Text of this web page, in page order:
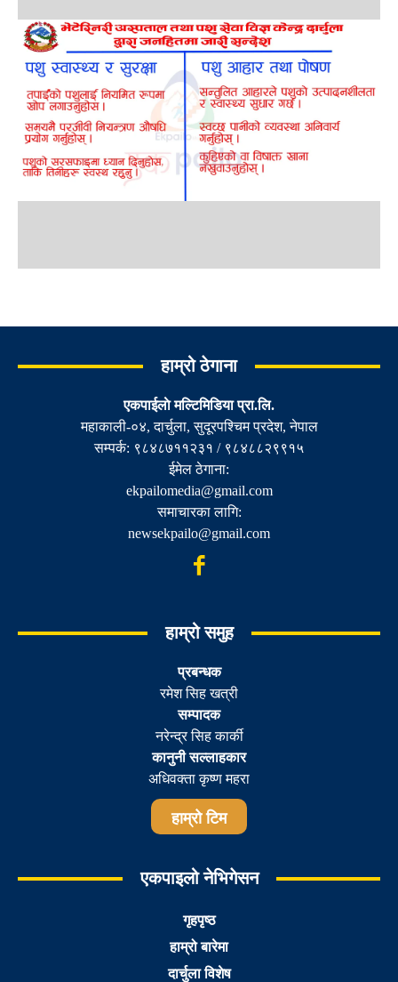
हाम्रो ठेगाना
एकपाईलाे मल्टिमिडिया प्रा.लि.
महाकाली-०४, दार्चुला, सुदूरपश्चिम प्रदेश, नेपाल
सम्पर्क: ९८४८७११२३१ / ९८४८८२९९१५
ईमेल ठेगाना:
ekpailomedia@gmail.com
समाचारका लागि:
newsekpailo@gmail.com
हाम्रो समुह
प्रबन्धक
रमेश सिह खत्री
सम्पादक
नरेन्द्र सिह कार्की
कानुनी सल्लाहकार
अधिवक्ता कृष्ण महरा
हाम्रो टिम
एकपाइलो नेभिगेसन
गृहपृष्ठ
हाम्रो बारेमा
दार्चुला विशेष